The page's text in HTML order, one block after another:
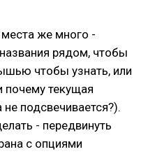
места же много -
рядом, чтобы
чтобы узнать, или
почему текущая
подсвечивается?).
- передвинуть
с опциями